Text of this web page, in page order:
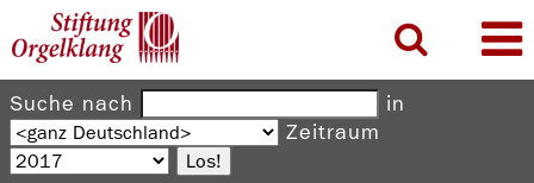
Suche nach
in
Zeitraum